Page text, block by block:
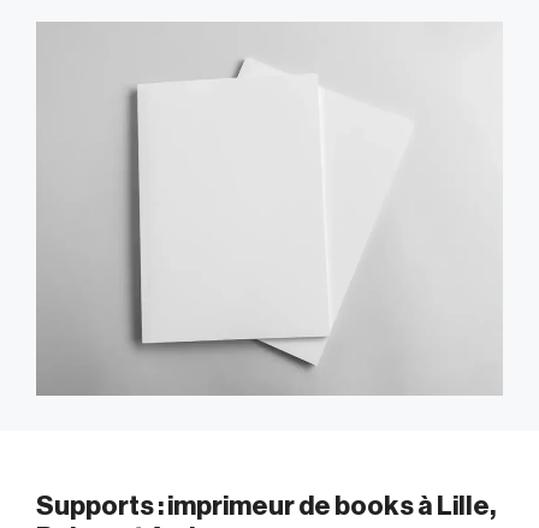
Supports : imprimeur de books à Lille,